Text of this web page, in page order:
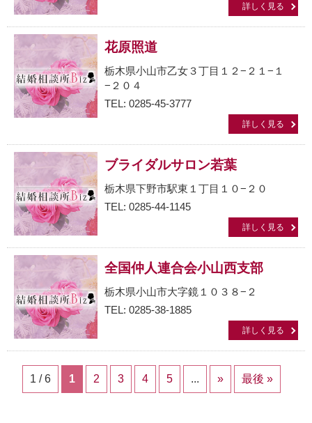
詳しく見る
花原照道
栃木県小山市乙女３丁目１２−２１−１
−２０４
TEL: 0285-45-3777
詳しく見る
ブライダルサロン若葉
栃木県下野市駅東１丁目１０−２０
TEL: 0285-44-1145
詳しく見る
全国仲人連合会小山西支部
栃木県小山市大字鏡１０３８−２
TEL: 0285-38-1885
詳しく見る
1 / 6 1 2 3 4 5 ... » 最後 »